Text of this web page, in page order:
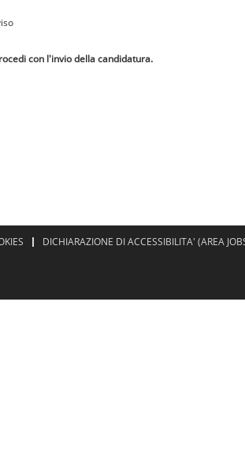
con l'invio della candidatura.
DICHIARAZIONE DI ACCESSIBILITA' (AREA